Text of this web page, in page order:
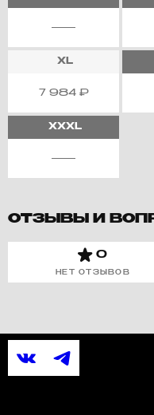
XL
7 984 ₽
XXXL
ОТЗЫВЫ И
0
НЕТ ОТЗЫВОВ